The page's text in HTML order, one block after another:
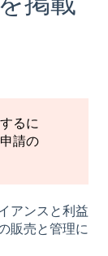
るに
請の
アンスと利益
販売と管理に